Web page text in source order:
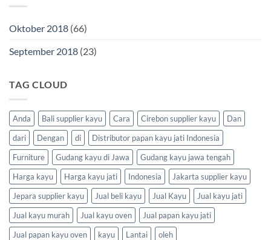
Oktober 2018 (66)
September 2018 (23)
TAG CLOUD
Anda Bali supplier kayu Cara Cirebon supplier kayu
Dan
dari
Dengan di
Distributor papan kayu jati Indonesia
Furniture
Gudang kayu di Jawa
Gudang kayu jawa tengah
Harga kayu
Harga kayu jati Indonesia
Jakarta supplier kayu
Jepara supplier kayu
Jual beli kayu Jual Kayu
Jual kayu jati
Jual kayu murah
Jual kayu oven
Jual papan kayu jati
Jual papan kayu oven
kayu Lantai
oleh